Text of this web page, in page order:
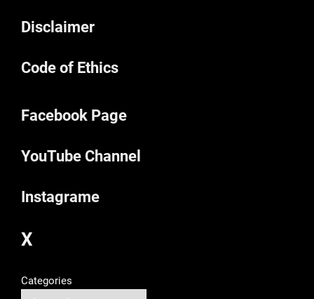
Disclaimer
Code of Ethics
Facebook Page
YouTube Channel
Instagrame
X
Categories